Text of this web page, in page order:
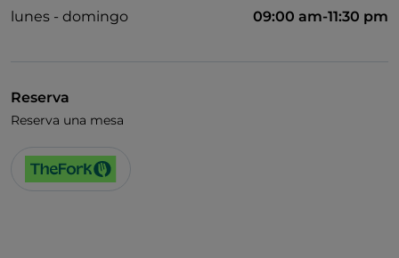
Cocktail
Se habla alemán
Se habla inglés
lunes - domingo
09:00 am-11:30 pm
Reserva
Reserva una mesa